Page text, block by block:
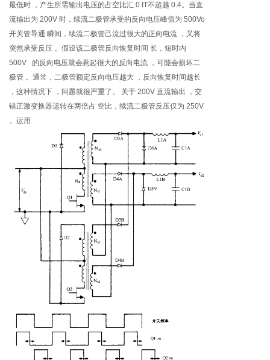
最低时 ，产生所需输出电压的占空比汇 0 IT不超越 0.4。当直
流输出为 200V 时，续流二极管承受的反向电压峰值为 500Vo
开关管导通 瞬间，续流二极管己流过很大的正向电流 ，又将
突然承受反压 。假设该二极管反向恢复时间 长，短时内
500V 的反向电压就会惹起很大的反向电流 ，可能会损坏二
极管 。通常，二极管额定反向电压越大 ，反向恢复时间越长
，这种情况下 ，问题就很严重了。 关于 200V 直流输出 ，交
错正激变换器运转在两倍占 空比，续流二极管反压仅为 250V
。运用